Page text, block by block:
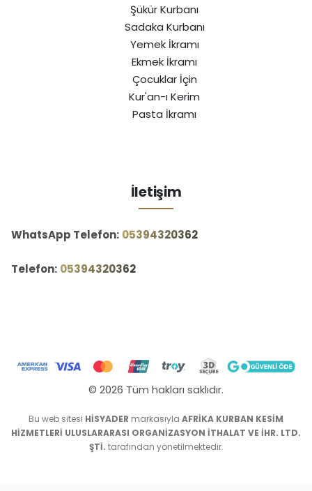
Şükür Kurbanı
Sadaka Kurbanı
Yemek İkramı
Ekmek İkramı
Çocuklar İçin
Kur'an-ı Kerim
Pasta İkramı
İletişim
WhatsApp Telefon: ‪05394320362‬
Telefon: ‪05394320362‬
© 2026 Tüm hakları saklıdır.
Bu web sitesi HİSYADER markasıyla AFRİKA KURBAN KESİM
HİZMETLERİ ULUSLARARASI ORGANİZASYON İTHALAT VE İHR. LTD.
ŞTİ. tarafından yönetilmektedir.